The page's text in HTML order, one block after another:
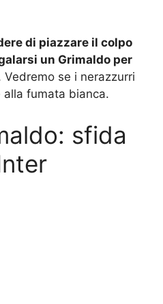
di piazzare il colpo
un Grimaldo per
Vedremo se i nerazzurri
alla fumata bianca.
sfida